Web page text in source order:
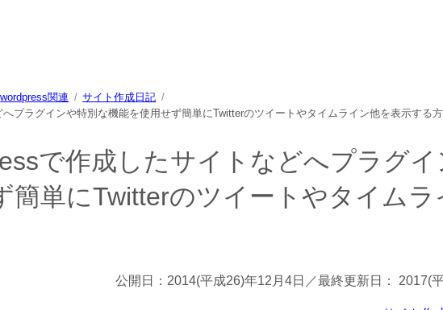
wordpress関連
サイト作成日記
プラグインや特別な機能を使用せず簡単にTwitterのツイートやタイムライン他を表示する
で作成したサイトなどへプラグイ
簡単にTwitterのツイートやタイムラ
公開日： 2014(平成26)年12月4日 ／最終更新日： 2017(